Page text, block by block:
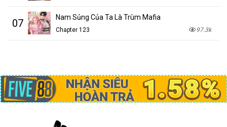
07 Nam Sủng Của Ta Là Trùm Mafia
Chapter 123 97.3k